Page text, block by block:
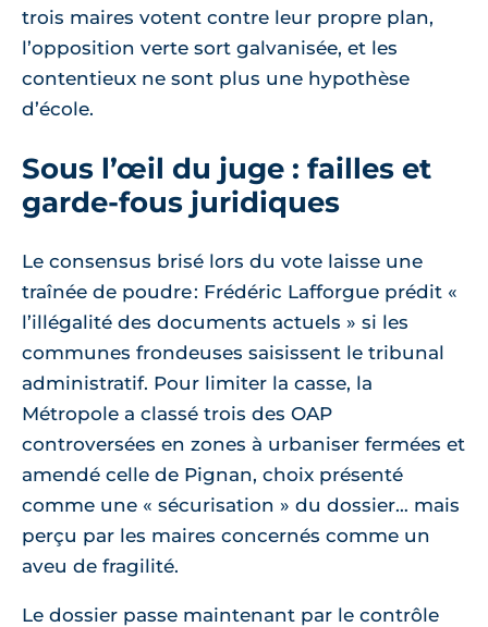
trois maires votent contre leur propre plan,
l’opposition verte sort galvanisée, et les
contentieux ne sont plus une hypothèse
d’école.
Sous l’œil du juge : failles et
garde-fous juridiques
Le consensus brisé lors du vote laisse une
traînée de poudre : Frédéric Lafforgue prédit «
l’illégalité des documents actuels » si les
communes frondeuses saisissent le tribunal
administratif. Pour limiter la casse, la
Métropole a classé trois des OAP
controversées en zones à urbaniser fermées et
amendé celle de Pignan, choix présenté
comme une « sécurisation » du dossier… mais
perçu par les maires concernés comme un
aveu de fragilité.
Le dossier passe maintenant par le contrôle